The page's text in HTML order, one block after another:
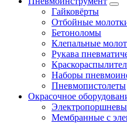
Гайковёрты
Отбойные
Бетоноломы
Клепальные
Рукава
Наборы
Пневмопистолеты
Окрасочное
Мембранные с